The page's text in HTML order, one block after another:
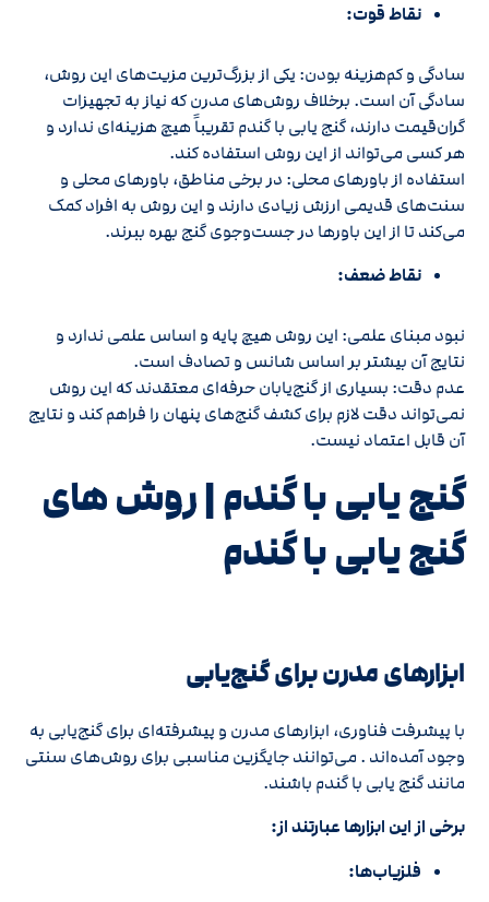
نقاط قوت:
سادگی و کم‌هزینه بودن: یکی از بزرگ‌ترین مزیت‌های این روش،
سادگی آن است. برخلاف روش‌های مدرن که نیاز به تجهیزات
گران‌قیمت دارند، گنج‌ یابی با گندم تقریباً هیچ هزینه‌ای ندارد و
هر کسی می‌تواند از این روش استفاده کند.
استفاده از باورهای محلی: در برخی مناطق، باورهای محلی و
سنت‌های قدیمی ارزش زیادی دارند و این روش به افراد کمک
می‌کند تا از این باورها در جست‌وجوی گنج بهره ببرند.
نقاط ضعف:
نبود مبنای علمی: این روش هیچ پایه و اساس علمی ندارد و
نتایج آن بیشتر بر اساس شانس و تصادف است.
عدم دقت: بسیاری از گنج‌یابان حرفه‌ای معتقدند که این روش
نمی‌تواند دقت لازم برای کشف گنج‌های پنهان را فراهم کند و نتایج
آن قابل اعتماد نیست.
گنج یابی با گندم | روش های
گنج‌ یابی با گندم
ابزارهای مدرن برای گنج‌یابی
با پیشرفت فناوری، ابزارهای مدرن و پیشرفته‌ای برای گنج‌یابی به
وجود آمده‌اند . می‌توانند جایگزین مناسبی برای روش‌های سنتی
مانند گنج‌ یابی با گندم باشند.
برخی از این ابزارها عبارتند از:
فلزیاب‌ها: